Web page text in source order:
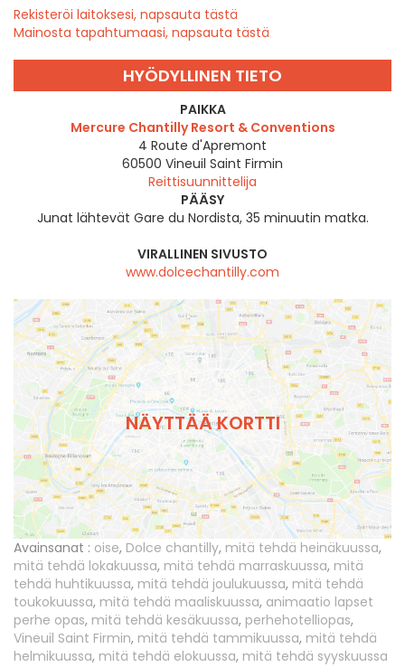
Rekisteröi laitoksesi, napsauta tästä
Mainosta tapahtumaasi, napsauta tästä
HYÖDYLLINEN TIETO
PAIKKA
Mercure Chantilly Resort & Conventions
4 Route d'Apremont
60500 Vineuil Saint Firmin
Reittisuunnittelija
PÄÄSY
Junat lähtevät Gare du Nordista, 35 minuutin matka.
VIRALLINEN SIVUSTO
www.dolcechantilly.com
NÄYTTÄÄ KORTTI
Avainsanat : oise, Dolce chantilly, mitä tehdä heinäkuussa,
mitä tehdä lokakuussa, mitä tehdä marraskuussa, mitä
tehdä huhtikuussa, mitä tehdä joulukuussa, mitä tehdä
toukokuussa, mitä tehdä maaliskuussa, animaatio lapset
perhe opas, mitä tehdä kesäkuussa, perhehotelliopas,
Vineuil Saint Firmin, mitä tehdä tammikuussa, mitä tehdä
helmikuussa, mitä tehdä elokuussa, mitä tehdä syyskuussa